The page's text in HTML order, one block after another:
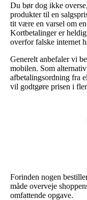
Du bør dog ikke
produkter til en
tit være en varsel om
Kortbetalinger er
overfor falske internet
Generelt anbefaler vi
mobilen. Som
afbetalingsordning fra
vil godtgøre prisen i
Forinden nogen
måde overveje
omfattende opgave.